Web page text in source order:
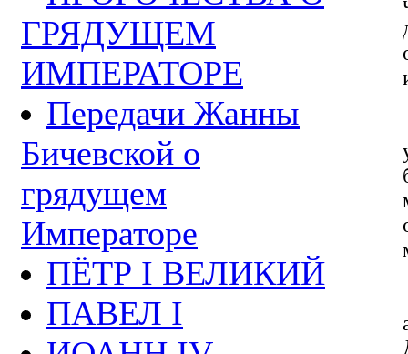
ГРЯДУЩЕМ
ИМПЕРАТОРЕ
Передачи Жанны
Бичевской о
грядущем
Императоре
ПЁТР I ВЕЛИКИЙ
ПАВЕЛ I